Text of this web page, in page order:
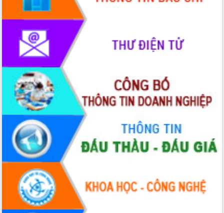
Rà soát, hoàn thiện hệ thống thiết chế
văn hóa, thể thao đáp ứng yêu cầu
phát triển mới
Thường trực HĐND tỉnh Đắk Lắk gặp
mặt Đoàn chuyên gia y tế TP. Hồ Chí
Lễ truy điệu và an táng hài cốt liệt sĩ
tại Nghĩa trang Liệt sĩ xã Sơn Hòa
Bàn giải pháp tháo gỡ khó khăn trong
xuất khẩu sầu riêng và triển khai quy
định EUDR
Thứ trưởng Bộ Nông nghiệp và Môi
trường Nguyễn Hoàng Hiệp khảo sát
vùng trồng và doanh nghiệp đóng gói
sầu riêng tại Đắk Lắk
Trình diễn nghệ thuật chế biến các
món ăn từ sầu riêng
Đắk Lắk công bố Quy hoạch và xúc
tiến đầu tư tỉnh